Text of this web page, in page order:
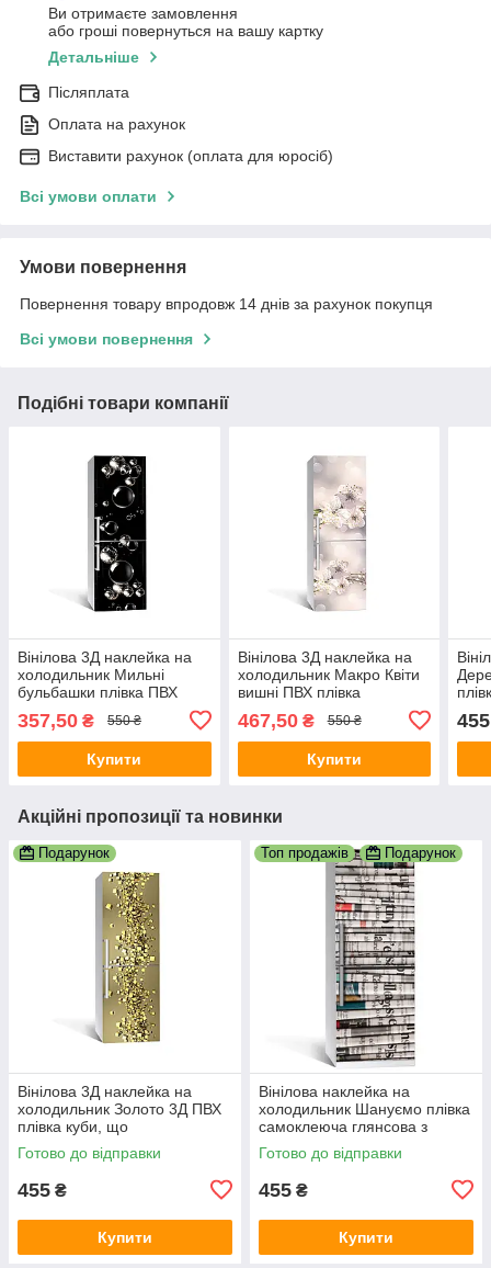
Ви отримаєте замовлення
або гроші повернуться на вашу картку
Детальніше
Післяплата
Оплата на рахунок
Виставити рахунок (оплата для юросіб)
Всі умови оплати
Умови повернення
Повернення товару впродовж 14 днів за рахунок покупця
Всі умови повернення
Подібні товари компанії
Вінілова 3Д наклейка на
холодильник Мильні
бульбашки плівка ПВХ
Чорний 650х2000 мм
357,50 ₴ 550 ₴
Купити
Вінілова 3Д наклейка на
холодильник Макро Квіти
вишні ПВХ плівка
Бежевий 650х2000 мм
467,50₴ 550 ₴
Купити
455
Акційні пропозиції та новинки
Подарунок
Вінілова 3Д наклейка на
холодильник Золото 3Д ПВХ
плівка куби, що
самоклеяться, абстракція
Текстури Жовтий
Готово до відправки
455 ₴
Купити
Топ продажів Подарунок
Вінілова наклейка на
холодильник Шануємо плівка
самоклеюча глянсова з
ламінацією 600х1800 мм
Готово до відправки
455 ₴
Купити